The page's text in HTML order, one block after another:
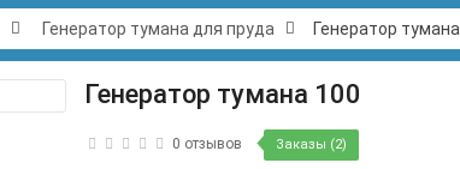
Генератор тумана для пруда Генератор
Генератор тумана 100
0 отзывов Заказы (2)